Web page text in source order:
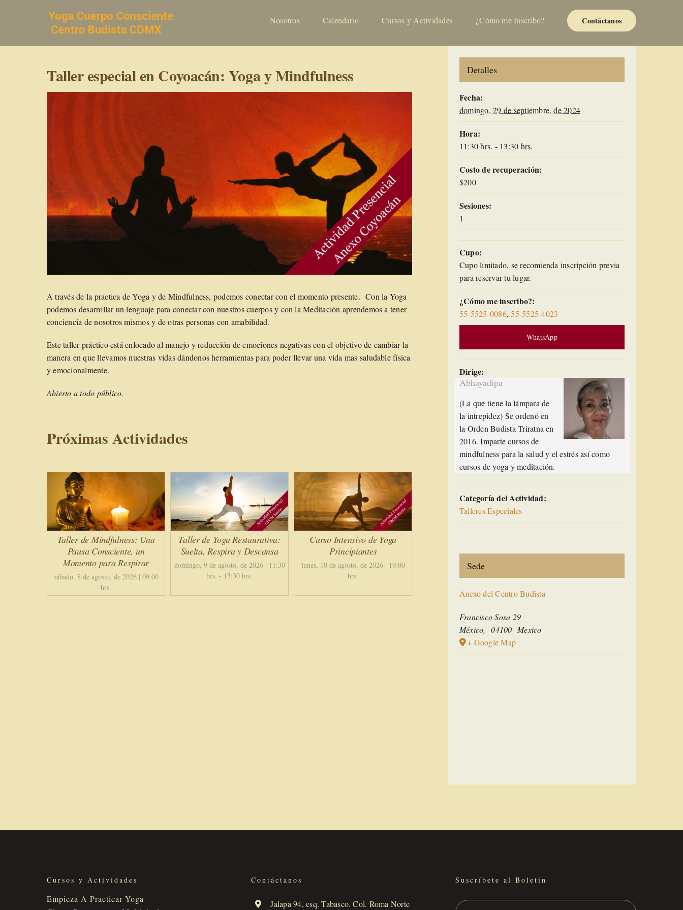
Nosotros Calendario Cursos y Actividades ¿Cómo me Inscribo? Contáctanos
Taller especial en Coyoacán: Yoga y Mindfulness
A través de la practica de Yoga y de Mindfulness, podemos conectar con el momento presente. Con la Yoga
podemos desarrollar un lenguaje para conectar con nuestros cuerpos y con la Meditación aprendemos a tener
conciencia de nosotros mismos y de otras personas con amabilidad.
Este taller práctico está enfocado al manejo y reducción de emociones negativas con el objetivo de cambiar la
manera en que llevamos nuestras vidas dándonos herramientas para poder llevar una vida mas saludable física
y emocionalmente.
Abierto a todo público.
Próximas Actividades
Taller de Mindfulness: Una
Pausa Consciente, un
Momento para Respirar
sábado, 8 de agosto, de 2026 | 09:00
hrs.
Taller de Yoga Restaurativa:
Suelta, Respira y Descansa
domingo, 9 de agosto, de 2026 | 11:30
hrs. - 13:30 hrs.
Curso Intensivo de Yoga
Principiantes
lunes, 10 de agosto, de 2026 | 19:00
hrs.
Detalles
Fecha:
domingo, 29 de septiembre, de 2024
Hora:
11:30 hrs. - 13:30 hrs.
Costo de recuperación:
$200
Sesiones:
1
Cupo:
Cupo limitado, se recomienda inscripción previa
para reservar tu lugar.
¿Cómo me inscribo?:
55-5525-0086,55-5525-4023
WhatsApp
Dirige:
Abhayadipa
(La que tiene la lámpara de
la intrepidez) Se ordenó en
la Orden Budista Triratna en
2016. Imparte cursos de
mindfulness para la salud y el estrés así como
cursos de yoga y meditación.
Categoría del Actividad:
Talleres Especiales
Sede
Anexo del Centro Budista
Francisco Sosa 29
México, 04100 Mexico
+ Google Map
Cursos y Actividades
Empieza A Practicar Yoga
Contáctanos
Jalapa 94, esq. Tabasco. Col. Roma Norte
Suscríbete al Boletín